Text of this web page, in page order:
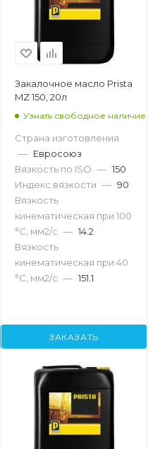
Закалочное масло Prista
MZ 150, 20л
Узнать свободное наличие
Страна изготовления
— Евросоюз
Вязкость по ISO — 150
Индекс вязкости — 90
Вязкость
кинематическая при 100
°С, мм2/с — 14.2
Вязкость
кинематическая при 40
°С, мм2/с — 151.1
ЗАКАЗАТЬ